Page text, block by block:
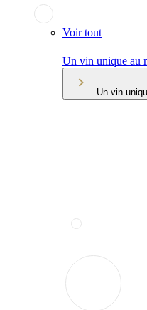
Voir tout
Un vin unique au
Un vin